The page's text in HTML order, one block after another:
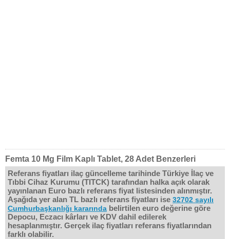
Femta 10 Mg Film Kaplı Tablet, 28 Adet Benzerleri
Referans fiyatları ilaç güncelleme tarihinde Türkiye İlaç ve
Tıbbi Cihaz Kurumu (TITCK) tarafından halka açık olarak
yayınlanan Euro bazlı referans fiyat listesinden alınmıştır.
Aşağıda yer alan TL bazlı referans fiyatları ise 32702 sayılı
Cumhurbaşkanlığı kararında belirtilen euro değerine göre
Depocu, Eczacı kârları ve KDV dahil edilerek
hesaplanmıştır. Gerçek ilaç fiyatları referans fiyatlarından
farklı olabilir.